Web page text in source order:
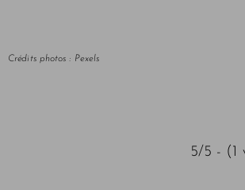
Crédits photos : Pexels
5/5 - (1